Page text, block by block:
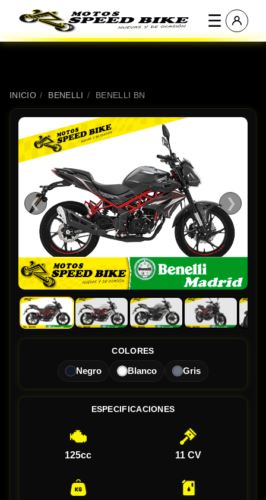
☰
INICIO / BENELLI / BENELLI BN
❮ ❯
COLORES
Negro Blanco Gris
ESPECIFICACIONES
125cc 11 CV